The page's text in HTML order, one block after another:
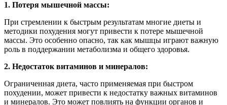
1. Потеря мышечной массы:
При стремлении к быстрым результатам многие диеты и
методики похудения могут привести к потере мышечной
массы. Это особенно опасно, так как мышцы играют важную
роль в поддержании метаболизма и общего здоровья.
2. Недостаток витаминов и минералов:
Ограниченная диета, часто применяемая при быстром
похудении, может привести к недостатку важных витаминов
и минералов. Это может повлиять на функции органов и